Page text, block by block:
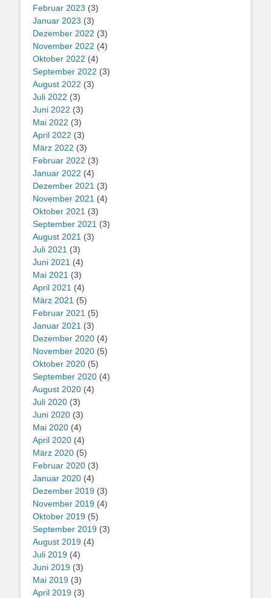
Februar 2023 (3)
Januar 2023 (3)
Dezember 2022 (3)
November 2022 (4)
Oktober 2022 (4)
September 2022 (3)
August 2022 (3)
Juli 2022 (3)
Juni 2022 (3)
Mai 2022 (3)
April 2022 (3)
März 2022 (3)
Februar 2022 (3)
Januar 2022 (4)
Dezember 2021 (3)
November 2021 (4)
Oktober 2021 (3)
September 2021 (3)
August 2021 (3)
Juli 2021 (3)
Juni 2021 (4)
Mai 2021 (3)
April 2021 (4)
März 2021 (5)
Februar 2021 (5)
Januar 2021 (3)
Dezember 2020 (4)
November 2020 (5)
Oktober 2020 (5)
September 2020 (4)
August 2020 (4)
Juli 2020 (3)
Juni 2020 (3)
Mai 2020 (4)
April 2020 (4)
März 2020 (5)
Februar 2020 (3)
Januar 2020 (4)
Dezember 2019 (3)
November 2019 (4)
Oktober 2019 (5)
September 2019 (3)
August 2019 (4)
Juli 2019 (4)
Juni 2019 (3)
Mai 2019 (3)
April 2019 (3)